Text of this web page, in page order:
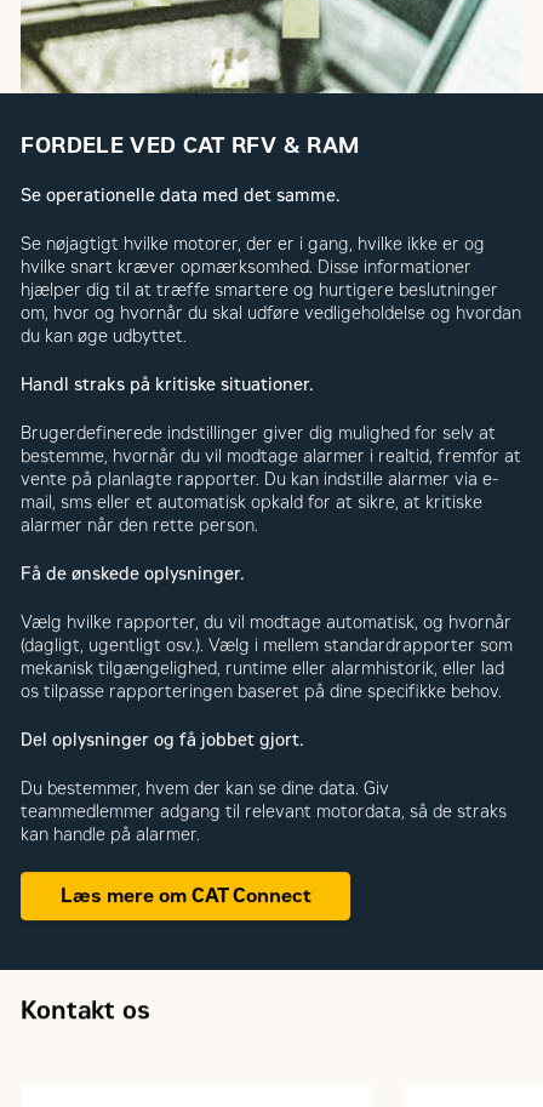
FORDELE VED CAT RFV & RAM
Se operationelle data med det samme.
Se nøjagtigt hvilke motorer, der er i gang, hvilke ikke er og
hvilke snart kræver opmærksomhed. Disse informationer
hjælper dig til at træffe smartere og hurtigere beslutninger
om, hvor og hvornår du skal udføre vedligeholdelse og hvordan
du kan øge udbyttet.
Handl straks på kritiske situationer.
Brugerdefinerede indstillinger giver dig mulighed for selv at
bestemme, hvornår du vil modtage alarmer i realtid, fremfor at
vente på planlagte rapporter. Du kan indstille alarmer via e-
mail, sms eller et automatisk opkald for at sikre, at kritiske
alarmer når den rette person.
Få de ønskede oplysninger.
Vælg hvilke rapporter, du vil modtage automatisk, og hvornår
(dagligt, ugentligt osv.). Vælg i mellem standardrapporter som
mekanisk tilgængelighed, runtime eller alarmhistorik, eller lad
os tilpasse rapporteringen baseret på dine specifikke behov.
Del oplysninger og få jobbet gjort.
Du bestemmer, hvem der kan se dine data. Giv
teammedlemmer adgang til relevant motordata, så de straks
kan handle på alarmer.
Læs mere om CAT Connect
Kontakt os